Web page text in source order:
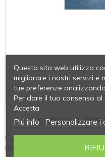
CAPSULA PER
Capsula per bomba di
ØxH 22X20 mm
Questo sito web utilizza
migliorare i nostri servizi e
tue preferenze
Per dare il tuo consenso al
Accetta.
Piú info Personalizzare i